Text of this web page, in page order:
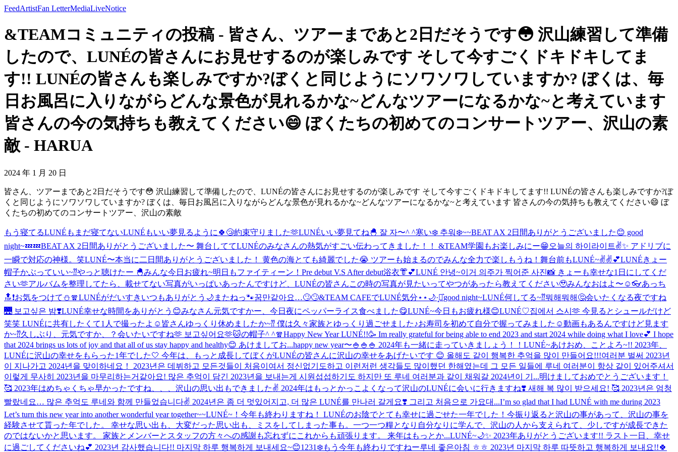
FeedArtistFan LetterMediaLiveNotice
&TEAMコミュニティの投稿 - 皆さん、ツアーまであと2日だそうです😳 沢山練習して準備
したので、LUNÉの皆さんにお見せするのが楽しみです そして今すごくドキドキしてま
す!! LUNÉの皆さんも楽しみですか?ぼくと同じようにソワソワしていますか? ぼくは、毎
日お風呂に入りながらどんな景色が見れるかな~どんなツアーになるかな~と考えています
皆さんの今の気持ちも教えてください😄 ぼくたちの初めてのコンサートツアー、沢山の素
敵 - HARUA
2024 年 1 月 20 日
皆さん、ツアーまであと2日だそうです😳 沢山練習して準備したので、LUNÉの皆さんにお見せするのが楽しみです そして今すごくドキドキしてます!! LUNÉの皆さんも楽しみですか?ぼ
くと同じようにソワソワしていますか? ぼくは、毎日お風呂に入りながらどんな景色が見れるかな~どんなツアーになるかな~と考えています 皆さんの今の気持ちも教えてください😄 ぼ
くたちの初めてのコンサートツアー、沢山の素敵
もう寝てるLUNÉもまだ寝てないLUNÉもいい夢見るように🍀😴約束守りました🫶LUNÉいい夢見てね🐣 잘 자〜^ ^寒い❄️ 추워❄️~~BEAT AX 2日間ありがとうございました😊 good
night~💤💤BEAT AX 2日間ありがとうございました〜 舞台しててLUNÉのみなさんの熱気がすごい伝わってきました！！ &TEAM学園もお楽しみにー😁오늘의 하이라이트✌️✨ アドリブに
一瞬で対応の神様。笑LUNÉ〜本当に二日間ありがとうございました！ 黄色の海とても綺麗でした😭 ツアーも始まるのでみんな全力で楽しもうね！ 舞台前もLUNÉ~✌️✌️💕LUNÉきょー
帽子かぶっていい~⁇やっと聴けたー 🐣みんな今日お疲れ~明日もファイティーン！ Pre debut V.S After debut浴衣👘︎💕︎LUNÉ 안녕~이거 의주가 찍어준 사진📸 きょーも幸せな1日にしてくだ
さい🫶アルバムを整理してたら、載せてない写真がいっぱいあったんですけど、LUNÉの皆さんこの時の写真が見たいってやつがあったら教えてください🥹みんなおはよ〜☺️👓あっち
🔝❗️お気をつけて⛄️🧣LUNÉがだいすき いつもありがとう🌙 またねっ🐾꿈만같아요…🙄🙄&TEAM CAFEでLUNÉ気分⋆⋆🌙·̩͙‪⋆͛good night~LUNÉ何してる~⁇뭐해뭐해🤔会いたくなる夜ですね
🌉 보고싶은 밤❣️LUNÉ幸せな時間をありがとう😊みなさん元気ですかー、今日夜にペッパーライス食べました😋LUNÉ~今日もお疲れ様😊LUNÉ♡집에서 스시🫶 今見るとシュールだけど
笑笑 LUNÉに共有したくて1人で撮ったよ☺️ 皆さんゆっくり休めましたか~⁇ 僕は久々家族とゆっくり過ごせました♪お寿司を初めて自分で握ってみました☺️動画もあるんですけど見ます
か~⁇久しぶり、元気ですか、？会いたいですね🫶 보고싶어요🫶🐱の帽子^ ^🧣Happy New Year LUNÉ!!🥳 Im really grateful for being able to end 2023 and start 2024 while doing what I love💕 I hope
that 2024 brings us lots of joy and that all of us stay happy and healthy😊 あけましてお...happy new year〜🍚🍚🍚 2024年も一緒に走っていきましょう！！ LUNÉ~あけおめ、ことよろ~!! 2023年、
LUNÉに沢山の幸せをもらった1年でした🤍 今年は、もっと成長してぼくがLUNÉの皆さんに沢山の幸せをあげたいです 😊 올해도 같이 행복한 추억을 많이 만들어요!!!여러분 벌써 2023년
이 지나가고 2024년을 맞이하네요！ 2023년은 데뷔하고 모든것들이 처음이여서 정신없기도하고 이런저런 생각들도 많이했던 한해였는데 그 모든 일들에 루네 여러분이 항상 같이 있어주셔서
이렇게 무사히 2023년을 마무리하는거같아요! 많은 추억이 담긴 2023년을 보내는게 시원섭섭하기도 하지만 또 루네 여러분과 같이 채워갈 2024년이 기...明けましておめでとうございます！
🥰 2023年はめちゃくちゃ早かったですね、、、沢山の思い出もできました✌️ 2024年はもっとかっこよくなって沢山のLUNÉに会いに行きますね❣️ 새해 복 많이 받으세요! 🥰 2023년은 엄청
빨랐네요… 많은 추억도 루네와 함께 만들었습니다✌️ 2024년은 좀 더 멋있어지고, 더 많은 LUNÉ를 만나러 갈게요❣️ 그리고 처음으로 가요대...I’m so glad that I had LUNÉ with me during 2023
Let’s turn this new year into another wonderful year together~~LUNÉ~！今年も終わりますね！ LUNÉのお陰でとても幸せに過ごせた一年でした！今振り返ると沢山の事があって、沢山の事を
経験させて貰った年でした。 幸せな思い出も、大変だった思い出も、ミスをしてしまった事も。一つ一つ糧となり自分なりに学んで、沢山の人から支えられて、少しですが成長できた
のではないかと思います。 家族とメンバーとスタッフの方々への感謝も忘れずにこれからも頑張ります。 来年はもっとか...LUNÉ~🌙✨️ 2023年ありがとうございます!! ラスト一日、幸せ
に過ごしてくださいね💕︎ 2023년 감사했습니다!! 마지막 하루 행복하게 보내세요~😊1231❄️もう今年も終わりですねー루네 좋은아침 ㅎㅎ 2023년 마지막 하루 따뜻하고 행복하게 보내요!!🍀